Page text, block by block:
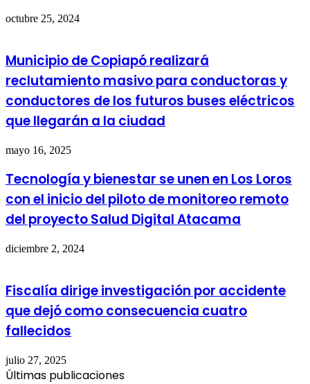
octubre 25, 2024
Municipio de Copiapó realizará
reclutamiento masivo para conductoras y
conductores de los futuros buses eléctricos
que llegarán a la ciudad
mayo 16, 2025
Tecnología y bienestar se unen en Los Loros
con el inicio del piloto de monitoreo remoto
del proyecto Salud Digital Atacama
diciembre 2, 2024
Fiscalía dirige investigación por accidente
que dejó como consecuencia cuatro
fallecidos
julio 27, 2025
Últimas publicaciones